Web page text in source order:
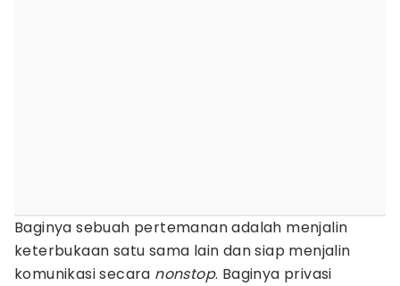
Baginya sebuah pertemanan adalah menjalin
keterbukaan satu sama lain dan siap menjalin
komunikasi secara nonstop. Baginya privasi